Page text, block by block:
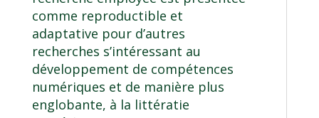
comme reproductible et
adaptative pour d’autres
recherches s’intéressant au
développement de compétences
numériques et de manière plus
englobante, à la littératie